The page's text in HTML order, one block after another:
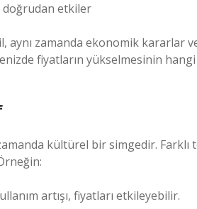
doğrudan etkiler
aynı zamanda ekonomik kararlar
fiyatların yükselmesinin
kültürel bir simgedir.
artışı, fiyatları etkileyebilir.